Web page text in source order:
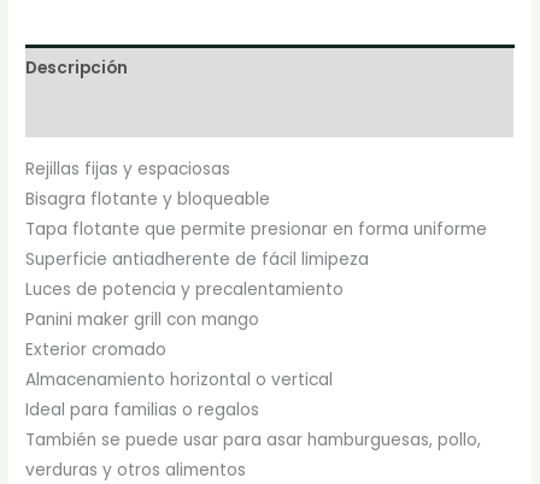
Descripción
Rejillas fijas y espaciosas
Bisagra flotante y bloqueable
Tapa flotante que permite presionar en forma uniforme
Superficie antiadherente de fácil limipeza
Luces de potencia y precalentamiento
Panini maker grill con mango
Exterior cromado
Almacenamiento horizontal o vertical
Ideal para familias o regalos
También se puede usar para asar hamburguesas, pollo,
verduras y otros alimentos